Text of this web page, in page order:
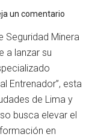
un comentario
Seguridad Minera
a lanzar su
Entrenador”, esta
de Lima y
busca elevar el
en